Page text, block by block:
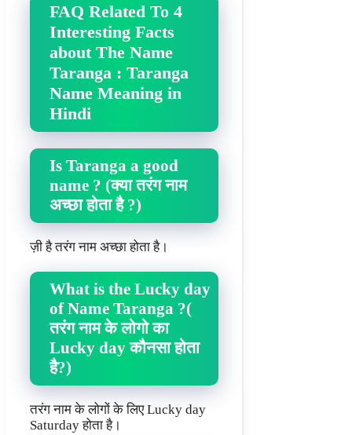
FAQ Related To 4
Interesting Facts
about The Name
Taranga : Taranga
Name Meaning in
Hindi
Is Taranga a good
name ? (क्या तरंग नाम
अच्छा होता है ?)
ज़ी है तरंग नाम अच्छा होता है।
What is the Lucky day
of Name Taranga ?(
तरंग नाम के लोगो का
Lucky day कौनसा होता
है?)
तरंग नाम के लोगों के लिए Lucky day
Saturday होता है।